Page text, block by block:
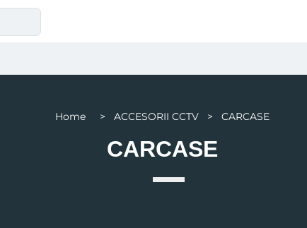
Home > ACCESORII CCTV > CARCASE
CARCASE